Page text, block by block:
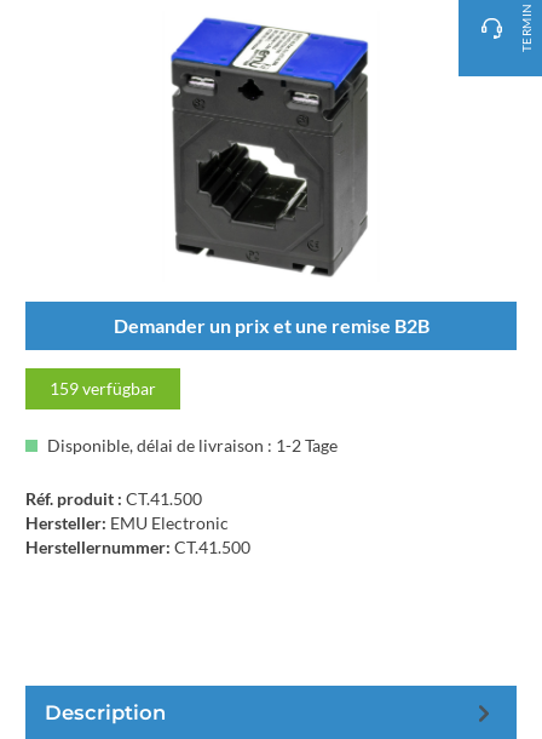
TERMIN
Demander un prix et une remise B2B
159verfügbar
Disponible, délai de livraison : 1-2 Tage
Réf. produit : CT.41.500
Hersteller: EMU Electronic
Herstellernummer: CT.41.500
Description